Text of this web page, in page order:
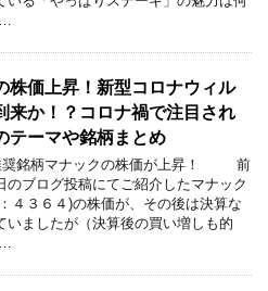
…
株価上昇！新型コロナウィル
来か！？コロナ禍で注目され
テーマや銘柄まとめ
マナックの株価が上昇！ 前
のブログ投稿にてご紹介したマナック
４３６４)の株価が、その後は決算な
いましたが（決算後の買い増しも的
…